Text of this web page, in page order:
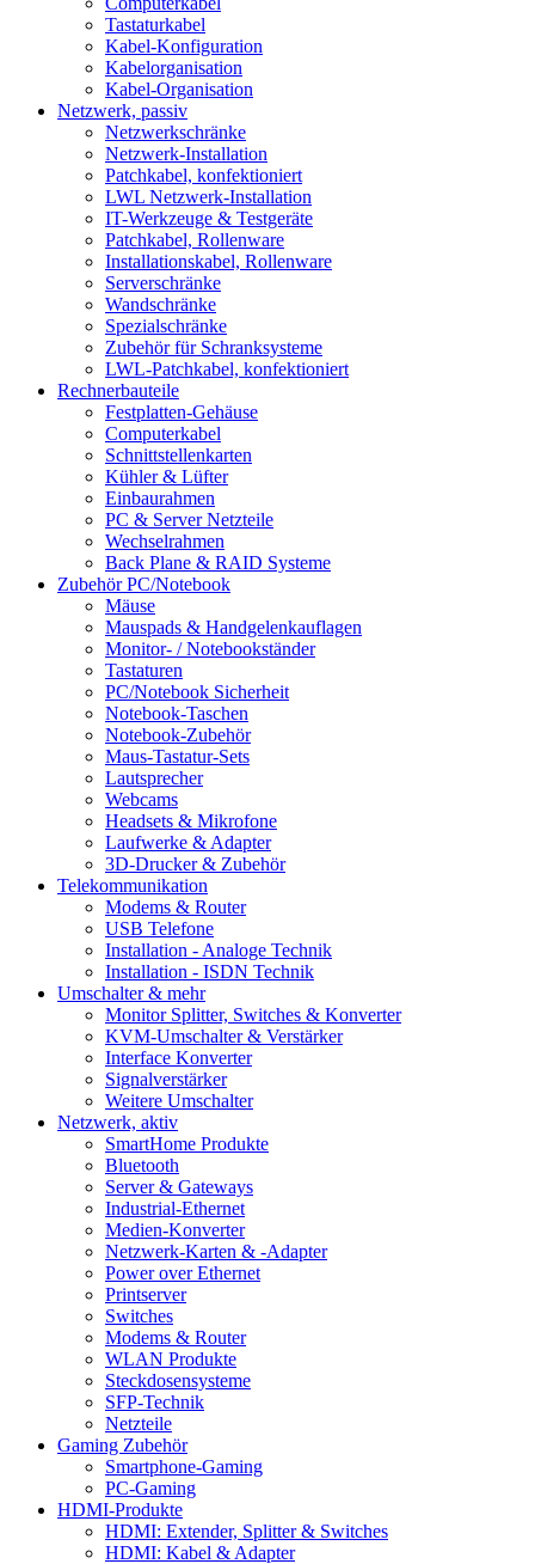
Tastaturkabel
Kabel-Konfiguration
Kabelorganisation
Kabel-Organisation
Netzwerk, passiv
Netzwerkschränke
Netzwerk-Installation
Patchkabel, konfektioniert
LWL Netzwerk-Installation
IT-Werkzeuge & Testgeräte
Patchkabel, Rollenware
Installationskabel, Rollenware
Serverschränke
Wandschränke
Spezialschränke
Zubehör für Schranksysteme
LWL-Patchkabel, konfektioniert
Rechnerbauteile
Festplatten-Gehäuse
Computerkabel
Schnittstellenkarten
Kühler & Lüfter
Einbaurahmen
PC & Server Netzteile
Wechselrahmen
Back Plane & RAID Systeme
Zubehör PC/Notebook
Mäuse
Mauspads & Handgelenkauflagen
Monitor- / Notebookständer
Tastaturen
PC/Notebook Sicherheit
Notebook-Taschen
Notebook-Zubehör
Maus-Tastatur-Sets
Lautsprecher
Webcams
Headsets & Mikrofone
Laufwerke & Adapter
3D-Drucker & Zubehör
Telekommunikation
Modems & Router
USB Telefone
Installation - Analoge Technik
Installation - ISDN Technik
Umschalter & mehr
Monitor Splitter, Switches & Konverter
KVM-Umschalter & Verstärker
Interface Konverter
Signalverstärker
Weitere Umschalter
Netzwerk, aktiv
SmartHome Produkte
Bluetooth
Server & Gateways
Industrial-Ethernet
Medien-Konverter
Netzwerk-Karten & -Adapter
Power over Ethernet
Printserver
Switches
Modems & Router
WLAN Produkte
Steckdosensysteme
SFP-Technik
Netzteile
Gaming Zubehör
Smartphone-Gaming
PC-Gaming
HDMI-Produkte
HDMI: Extender, Splitter & Switches
HDMI: Kabel & Adapter